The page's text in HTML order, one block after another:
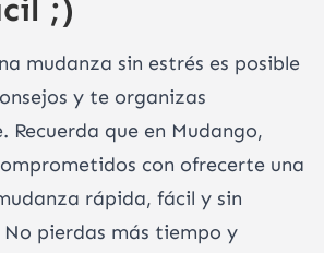
;)
mudanza sin estrés es posible
y te organizas
Recuerda que en Mudango,
con ofrecerte una
rápida, fácil y sin
No pierdas más tiempo y